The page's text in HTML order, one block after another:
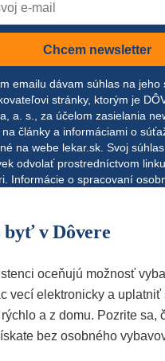
Chcem newsletter
emailu dávam súhlas na jeho
stránky, ktorým je
a. s., za účelom zasielania
články a informáciami o
na webe lekar.sk. Svoj
odvolať prostredníctvom
Informácie o spracovaní
byť v Dôvere
oceňujú možnosť
vecí elektronicky a uplatniť
a z domu. Pozrite sa,
bez osobného